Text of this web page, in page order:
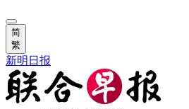
简
繁
新明日报